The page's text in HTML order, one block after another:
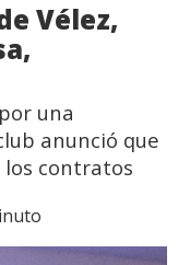
Vélez,
una
anunció que
contratos